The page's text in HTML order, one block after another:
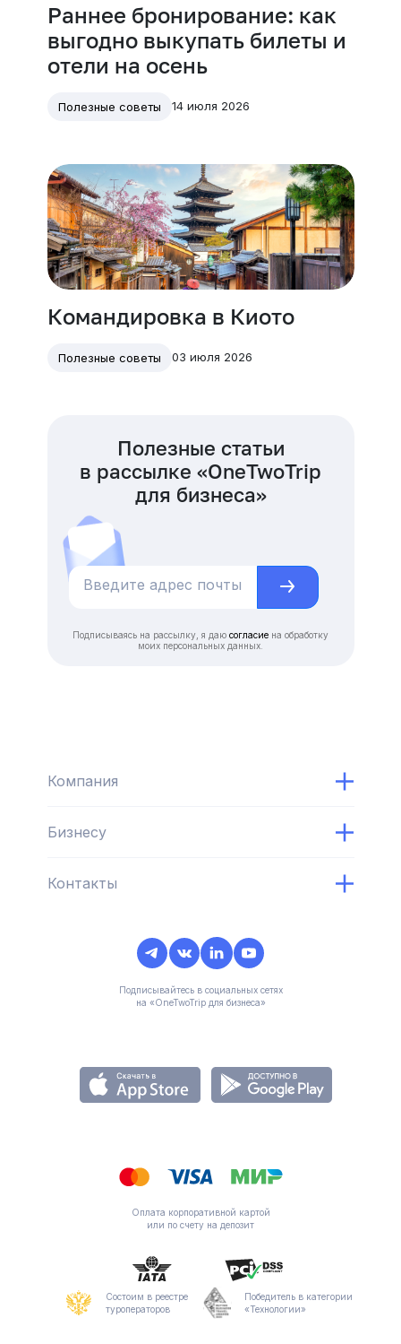
Раннее бронирование: как
выгодно выкупать билеты и
отели на осень
Полезные советы 14 июля 2026
Командировка в Киото
Полезные советы 03 июля 2026
Полезные статьи
в рассылке «OneTwoTrip
для бизнеса»
Подписываясь на рассылку, я даю согласие на обработку
моих персональных данных.
Компания
Бизнесу
Контакты
Подписывайтесь в социальных сетях
на «OneTwoTrip для бизнеса»
Оплата корпоративной картой
или по счету на депозит
Состоим в реестре
туроператоров
Победитель в категории
«Технологии»